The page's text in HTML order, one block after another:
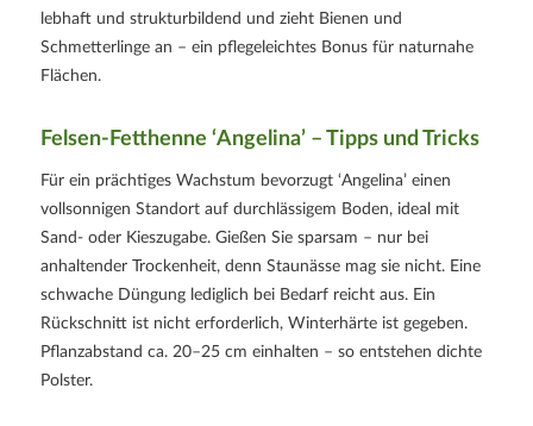
lebhaft und strukturbildend und zieht Bienen und
Schmetterlinge an – ein pflegeleichtes Bonus für naturnahe
Flächen.
Felsen-Fetthenne ‘Angelina’ – Tipps und Tricks
Für ein prächtiges Wachstum bevorzugt ‘Angelina’ einen
vollsonnigen Standort auf durchlässigem Boden, ideal mit
Sand- oder Kieszugabe. Gießen Sie sparsam – nur bei
anhaltender Trockenheit, denn Staunässe mag sie nicht. Eine
schwache Düngung lediglich bei Bedarf reicht aus. Ein
Rückschnitt ist nicht erforderlich, Winterhärte ist gegeben.
Pflanzabstand ca. 20–25 cm einhalten – so entstehen dichte
Polster.